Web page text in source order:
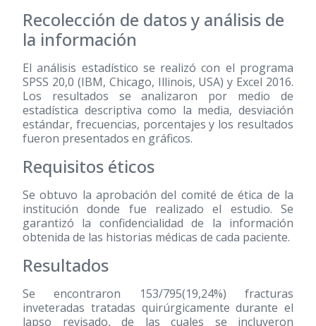
Recolección de datos y análisis de
la información
El análisis estadístico se realizó con el programa
SPSS 20,0 (IBM, Chicago, Illinois, USA) y Excel 2016.
Los resultados se analizaron por medio de
estadística descriptiva como la media, desviación
estándar, frecuencias, porcentajes y los resultados
fueron presentados en gráficos.
Requisitos éticos
Se obtuvo la aprobación del comité de ética de la
institución donde fue realizado el estudio. Se
garantizó la confidencialidad de la información
obtenida de las historias médicas de cada paciente.
Resultados
Se encontraron 153/795(19,24%) fracturas
inveteradas tratadas quirúrgicamente durante el
lapso revisado, de las cuales se incluyeron